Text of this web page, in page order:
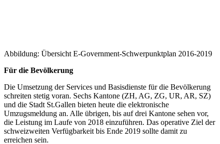
Abbildung: Übersicht E-Government-Schwerpunktplan 2016-2019
Für die Bevölkerung
Die Umsetzung der Services und Basisdienste für die Bevölkerung
schreiten stetig voran. Sechs Kantone (ZH, AG, ZG, UR, AR, SZ)
und die Stadt St.Gallen bieten heute die elektronische
Umzugsmeldung an. Alle übrigen, bis auf drei Kantone sehen vor,
die Leistung im Laufe von 2018 einzuführen. Das operative Ziel der
schweizweiten Verfügbarkeit bis Ende 2019 sollte damit zu
erreichen sein.